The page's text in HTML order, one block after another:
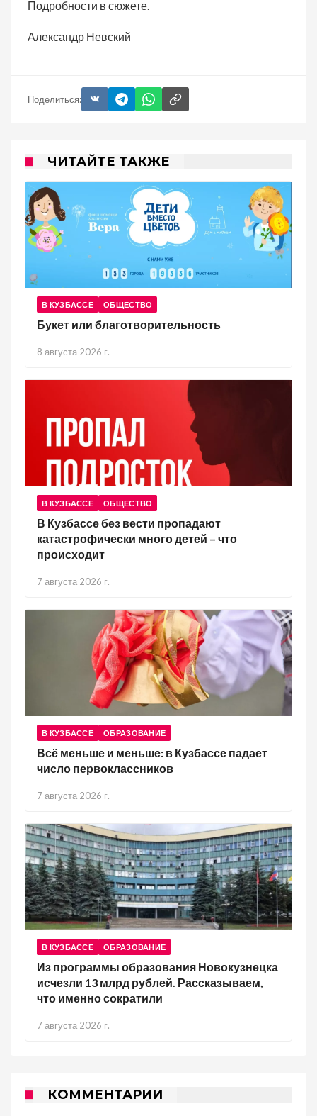
Подробности в сюжете.
Александр Невский
Поделиться:
ЧИТАЙТЕ ТАКЖЕ
В КУЗБАССЕ ОБЩЕСТВО
Букет или благотворительность
8 августа 2026 г.
В КУЗБАССЕ ОБЩЕСТВО
В Кузбассе без вести пропадают
катастрофически много детей – что
происходит
7 августа 2026 г.
В КУЗБАССЕ ОБРАЗОВАНИЕ
Всё меньше и меньше: в Кузбассе падает
число первоклассников
7 августа 2026 г.
В КУЗБАССЕ ОБРАЗОВАНИЕ
Из программы образования Новокузнецка
исчезли 13 млрд рублей. Рассказываем,
что именно сократили
7 августа 2026 г.
КОММЕНТАРИИ